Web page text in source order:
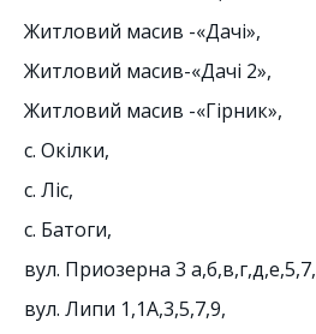
Житловий масив -«Дачі»,
Житловий масив-«Дачі 2»,
Житловий масив -«Гірник»,
с. Окілки,
с. Ліс,
с. Батоги,
вул. Приозерна 3 а,б,в,г,д,е,5,7,
вул. Липи 1,1А,3,5,7,9,